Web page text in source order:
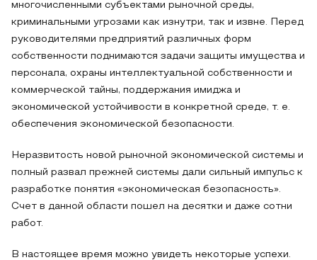
многочисленными субъектами рыночной среды,
криминальными угрозами как изнутри, так и извне. Перед
руководителями предприятий различных форм
собственности поднимаются задачи защиты имущества и
персонала, охраны интеллектуальной собственности и
коммерческой тайны, поддержания имиджа и
экономической устойчивости в конкретной среде, т. е.
обеспечения экономической безопасности.
Неразвитость новой рыночной экономической системы и
полный развал прежней системы дали сильный импульс к
разработке понятия «экономическая безопасность».
Счет в данной области пошел на десятки и даже сотни
работ.
В настоящее время можно увидеть некоторые успехи.